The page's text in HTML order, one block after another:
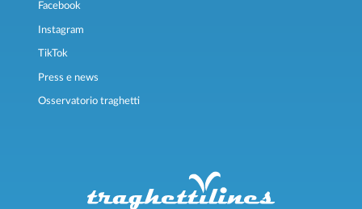
Facebook
Instagram
TikTok
Press e news
Osservatorio traghetti